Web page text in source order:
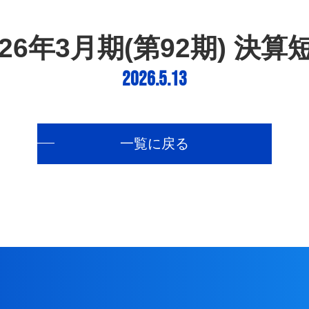
年3月期(第92期) 決算
2026.5.13
一覧に戻る